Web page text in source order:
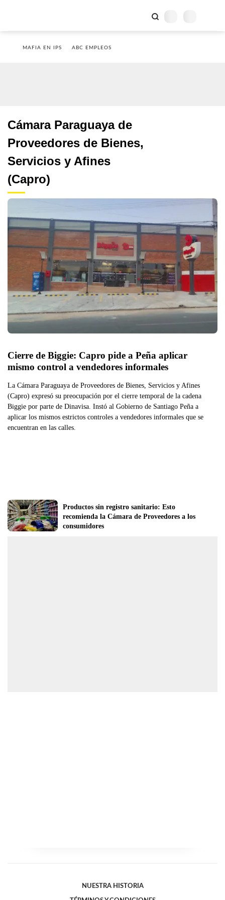
MAFIA EN IPS ABC EMPLEOS
Cámara Paraguaya de
Proveedores de Bienes,
Servicios y Afines
(Capro)
Cierre de Biggie: Capro pide a Peña aplicar
mismo control a vendedores informales
La Cámara Paraguaya de Proveedores de Bienes, Servicios y Afines
(Capro) expresó su preocupación por el cierre temporal de la cadena
Biggie por parte de Dinavisa. Instó al Gobierno de Santiago Peña a
aplicar los mismos estrictos controles a vendedores informales que se
encuentran en las calles.
Productos sin registro sanitario: Esto
recomienda la Cámara de Proveedores a los
consumidores
NUESTRA HISTORIA